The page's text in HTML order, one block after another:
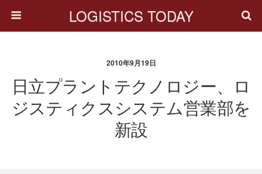
LOGISTICS TODAY
2010年9月19日
日立プラントテクノロジー、ロ
ジスティクスシステム営業部を
新設